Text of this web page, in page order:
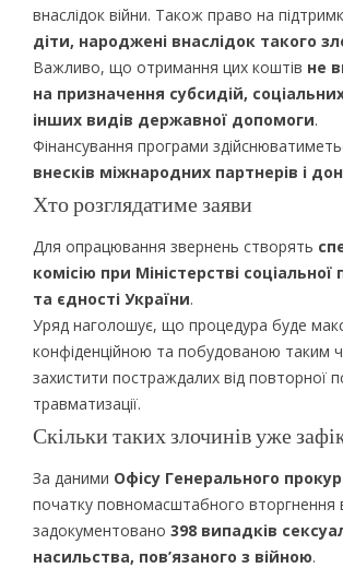
внаслідок війни. Також право на
діти, народжені внаслідок такого
Важливо, що отримання цих коштів не
на призначення субсидій,
інших видів державної допомоги.
Фінансування програми
внесків міжнародних партнерів і
Хто розглядатиме заяви
Для опрацювання звернень створять
комісію при Міністерстві соціальної
та єдності України.
Уряд наголошує, що процедура буде
конфіденційною та побудованою таким
захистити постраждалих від повторної
травматизації.
Скільки таких злочинів уже
За даними Офісу Генерального
початку повномасштабного вторгнення
задокументовано 398 випадків
насильства, пов’язаного з війною.